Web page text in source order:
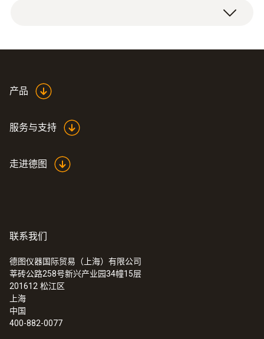
ISO temperature calibration certificate with 1
:0560 1040
testo 104-IR - 食品安全测温仪
产品
服务与支持
走进德图
联系我们
德图仪器国际贸易（上海）有限公司
莘砖公路258号新兴产业园34幢15层
201612 松江区
上海
中国
400-882-0077